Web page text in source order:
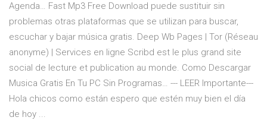
Agenda… Fast Mp3 Free Download puede sustituir sin
problemas otras plataformas que se utilizan para buscar,
escuchar y bajar música gratis. Deep Wb Pages | Tor (Réseau
anonyme) | Services en ligne Scribd est le plus grand site
social de lecture et publication au monde. Como Descargar
Musica Gratis En Tu PC Sin Programas… --- LEER Importante---
Hola chicos como están espero que estén muy bien el día
de hoy ...